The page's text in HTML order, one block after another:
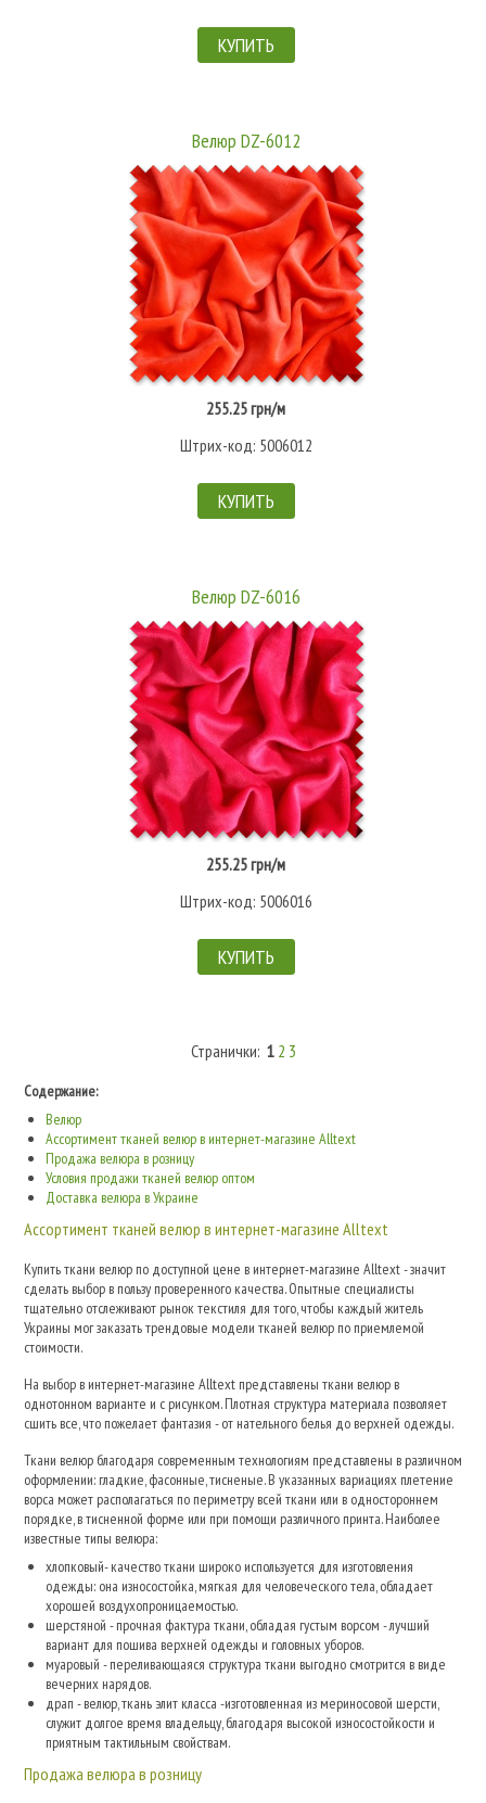
КУПИТЬ
Велюр DZ-6012
255.25 грн/м
Штрих-код: 5006012
КУПИТЬ
Велюр DZ-6016
255.25 грн/м
Штрих-код: 5006016
КУПИТЬ
Странички: 1 2 3
Содержание:
Велюр
Ассортимент тканей велюр в интернет-магазине Alltext
Продажа велюра в розницу
Условия продажи тканей велюр оптом
Доставка велюра в Украине
Ассортимент тканей велюр в интернет-магазине Alltext
Купить ткани велюр по доступной цене в интернет-магазине Alltext - значит
сделать выбор в пользу проверенного качества. Опытные специалисты
тщательно отслеживают рынок текстиля для того, чтобы каждый житель
Украины мог заказать трендовые модели тканей велюр по приемлемой
стоимости.
На выбор в интернет-магазине Alltext представлены ткани велюр в
однотонном варианте и с рисунком. Плотная структура материала позволяет
сшить все, что пожелает фантазия - от нательного белья до верхней одежды.
Ткани велюр благодаря современным технологиям представлены в различном
оформлении: гладкие, фасонные, тисненые. В указанных вариациях плетение
ворса может располагаться по периметру всей ткани или в одностороннем
порядке, в тисненной форме или при помощи различного принта. Наиболее
известные типы велюра:
хлопковый- качество ткани широко используется для изготовления
одежды: она износостойка, мягкая для человеческого тела, обладает
хорошей воздухопроницаемостью.
шерстяной - прочная фактура ткани, обладая густым ворсом - лучший
вариант для пошива верхней одежды и головных уборов.
муаровый - переливающаяся структура ткани выгодно смотрится в виде
вечерних нарядов.
драп - велюр, ткань элит класса -изготовленная из мериносовой шерсти,
служит долгое время владельцу, благодаря высокой износостойкости и
приятным тактильным свойствам.
Продажа велюра в розницу